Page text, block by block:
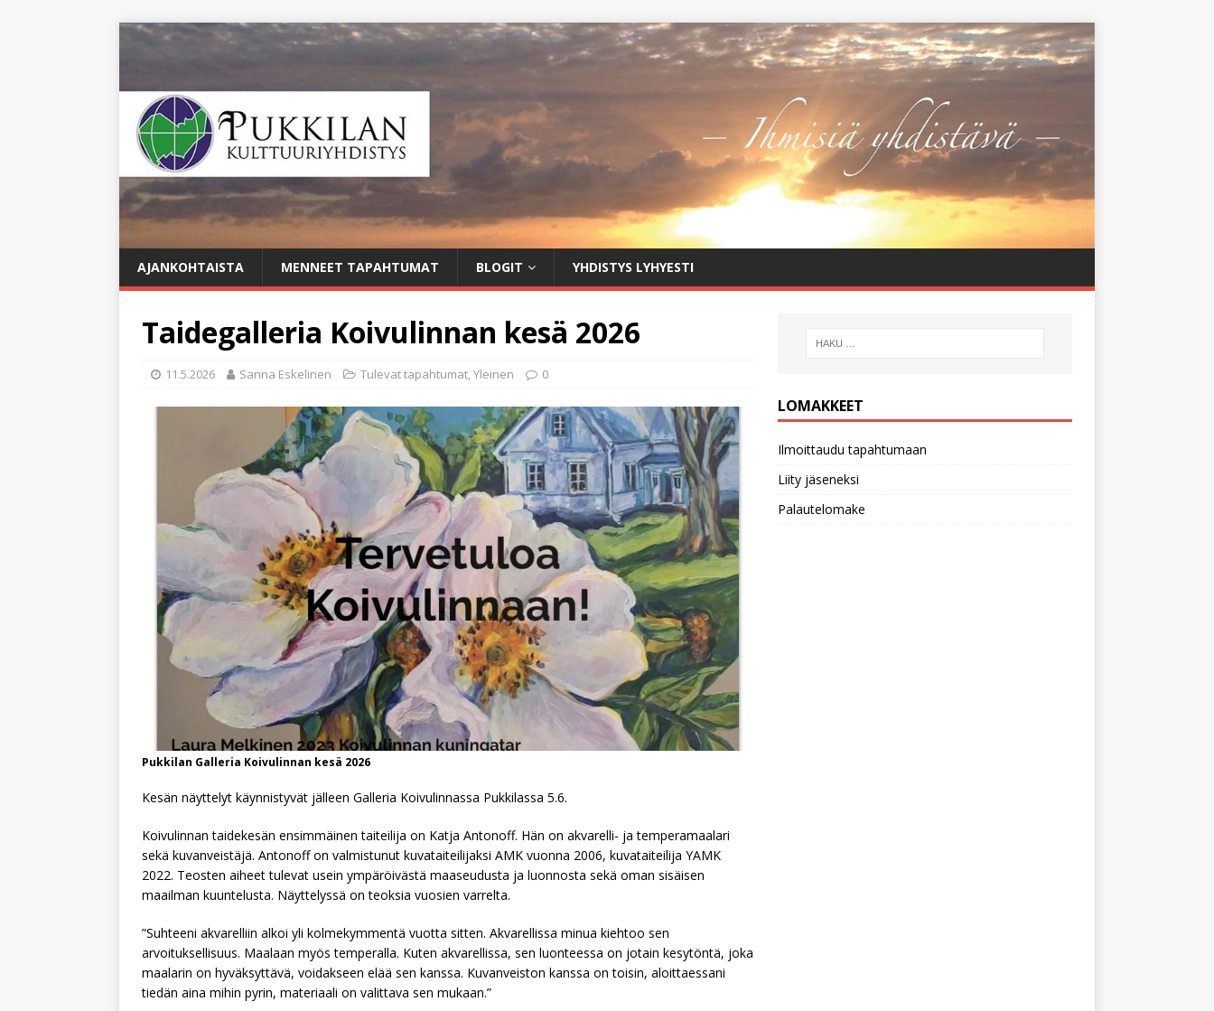
AJANKOHTAISTA MENNEET TAPAHTUMAT BLOGIT YHDISTYS LYHYESTI
Taidegalleria Koivulinnan kesä 2026
11.5.2026 Sanna Eskelinen Tulevat tapahtumat,Yleinen 0
Pukkilan Galleria Koivulinnan kesä 2026
Kesän näyttelyt käynnistyvät jälleen Galleria Koivulinnassa Pukkilassa 5.6.
Koivulinnan taidekesän ensimmäinen taiteilija on Katja Antonoff. Hän on akvarelli- ja temperamaalari
sekä kuvanveistäjä. Antonoff on valmistunut kuvataiteilijaksi AMK vuonna 2006, kuvataiteilija YAMK
2022. Teosten aiheet tulevat usein ympäröivästä maaseudusta ja luonnosta sekä oman sisäisen
maailman kuuntelusta. Näyttelyssä on teoksia vuosien varrelta.
”Suhteeni akvarelliin alkoi yli kolmekymmentä vuotta sitten. Akvarellissa minua kiehtoo sen
arvoituksellisuus. Maalaan myös temperalla. Kuten akvarellissa, sen luonteessa on jotain kesytöntä, joka
maalarin on hyväksyttävä, voidakseen elää sen kanssa. Kuvanveiston kanssa on toisin, aloittaessani
tiedän aina mihin pyrin, materiaali on valittava sen mukaan.”
LOMAKKEET
Ilmoittaudu tapahtumaan
Liity jäseneksi
Palautelomake